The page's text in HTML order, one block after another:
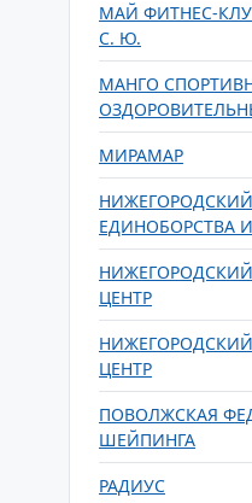
МАЙ ФИТНЕС-
С. Ю.
МАНГО
МИРАМАР
ЕДИНОБОРСТВА
ЦЕНТР
ЦЕНТР
ПОВОЛЖСКАЯ
ШЕЙПИНГА
РАДИУС